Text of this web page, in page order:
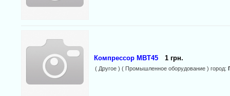
Компрессор МВТ45 1 грн.
( Другое ) ( Промышленное оборудование ) город: